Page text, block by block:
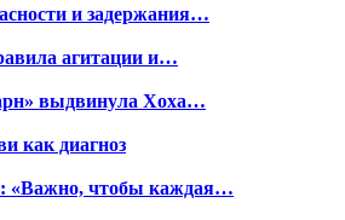
и задержания…
агитации и…
выдвинула Хоха…
как диагноз
«Важно, чтобы каждая…